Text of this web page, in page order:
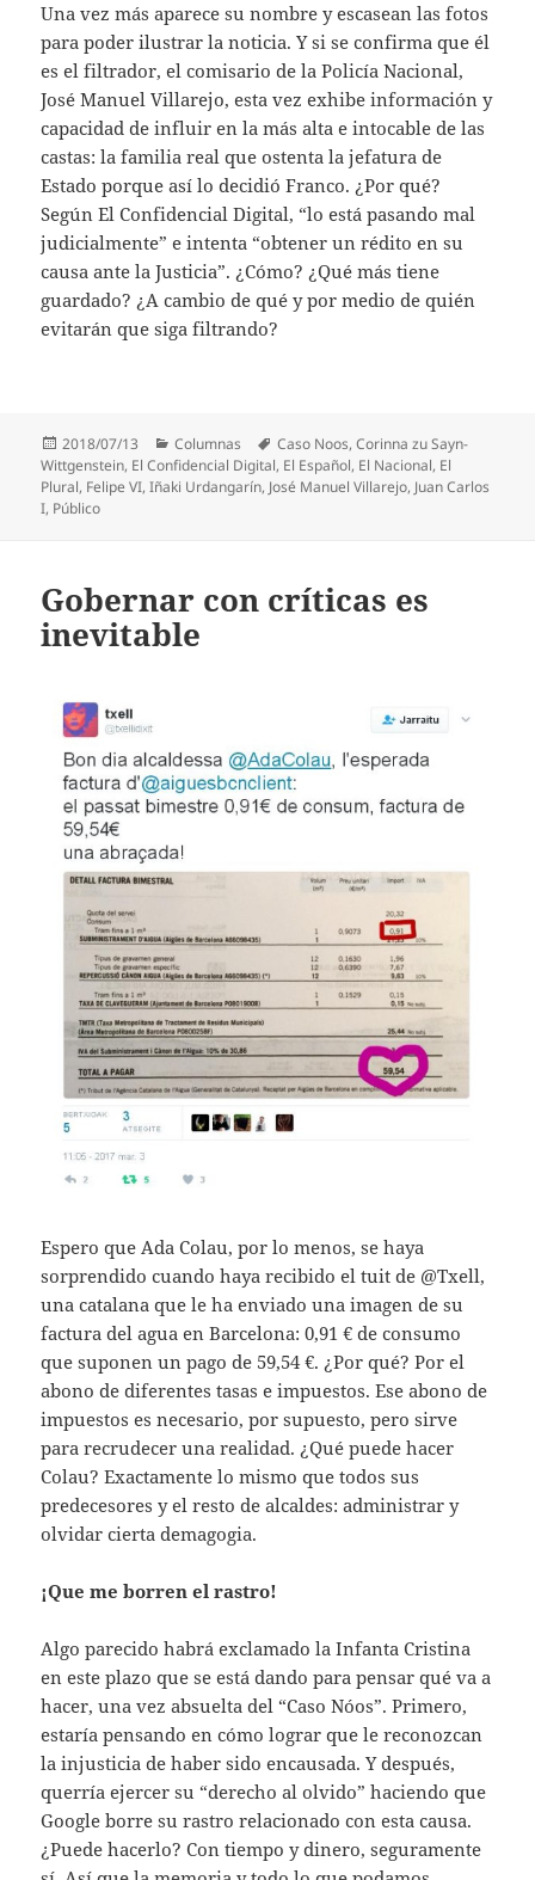
Una vez más aparece su nombre y escasean las fotos
para poder ilustrar la noticia. Y si se confirma que él
es el filtrador, el comisario de la Policía Nacional,
José Manuel Villarejo, esta vez exhibe información y
capacidad de influir en la más alta e intocable de las
castas: la familia real que ostenta la jefatura de
Estado porque así lo decidió Franco. ¿Por qué?
Según El Confidencial Digital, “lo está pasando mal
judicialmente” e intenta “obtener un rédito en su
causa ante la Justicia”. ¿Cómo? ¿Qué más tiene
guardado? ¿A cambio de qué y por medio de quién
evitarán que siga filtrando?
Publicado
el
2018/07/13 Categorías
Columnas Etiquetas
Caso Noos,Corinna zu Sayn-
Wittgenstein, El Confidencial Digital, El Español, El Nacional, El
Plural, Felipe VI,Iñaki Urdangarín, José Manuel Villarejo, Juan Carlos
I, Público
Gobernar con críticas es
inevitable
Espero que Ada Colau, por lo menos, se haya
sorprendido cuando haya recibido el tuit de @Txell,
una catalana que le ha enviado una imagen de su
factura del agua en Barcelona: 0,91 € de consumo
que suponen un pago de 59,54 €. ¿Por qué? Por el
abono de diferentes tasas e impuestos. Ese abono de
impuestos es necesario, por supuesto, pero sirve
para recrudecer una realidad. ¿Qué puede hacer
Colau? Exactamente lo mismo que todos sus
predecesores y el resto de alcaldes: administrar y
olvidar cierta demagogia.
¡Que me borren el rastro!
Algo parecido habrá exclamado la Infanta Cristina
en este plazo que se está dando para pensar qué va a
hacer, una vez absuelta del “Caso Nóos”. Primero,
estaría pensando en cómo lograr que le reconozcan
la injusticia de haber sido encausada. Y después,
querría ejercer su “derecho al olvido” haciendo que
Google borre su rastro relacionado con esta causa.
¿Puede hacerlo? Con tiempo y dinero, seguramente